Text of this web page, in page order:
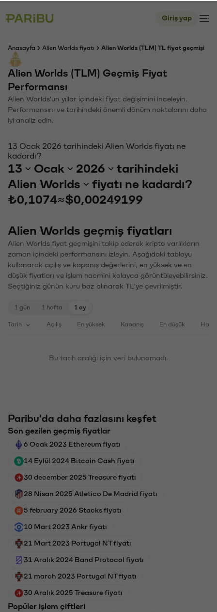
Giriş yap
Anasayfa Alien Worlds fiyatı Alien Worlds (TLM) TL fiyat geçmişi
Alien Worlds (TLM) Geçmiş Fiyat
Performansı
Alien Worlds'un yıllar içindeki fiyat değişimini inceleyin.
Performansını ve tarihindeki önemli dönüm noktalarını daha
iyi analiz edin.
13 Ocak 2026 tarihindeki Alien Worlds fiyatı ne
kadardı?
13 Ocak 2026
tarihindeki
Alien Worlds
fiyatı ne kadardı?
₺0,1074≈$0,00249199
Alien Worlds geçmiş fiyatları
Alien Worlds fiyat geçmişini takip ederek kripto varlıkların
zaman içindeki performansını izleyin. Aşağıdaki tabloyu
kullanarak açılış ve kapanış değerlerini, en yüksek ve en
düşük fiyatları ve işlem hacmini kolayca görüntüleyebilirsiniz.
Seçtiğiniz günün kuru baz alınarak TL'ye çevrilmiştir.
1 gün 1 hafta 1 ay
Tarih Açılış En yüksek Kapanış En düşük
Bu tarih aralığı için veri bulunamadı.
Paribu'da daha fazlasını keşfet
Son gezilen geçmiş fiyatlar
6 Ocak 2023 Ethereum fiyatı
14 Eylül 2024 Bitcoin Cash fiyatı
30 december 2025 Treasure fiyatı
28 Nisan 2025 Atletico De Madrid fiyatı
5 february 2026 Stacks fiyatı
10 Mart 2023 Ankr fiyatı
21 Mart 2023 Portugal NT fiyatı
31 Aralık 2024 Band Protocol fiyatı
21 march 2023 Portugal NT fiyatı
30 Aralık 2025 Treasure fiyatı
Popüler işlem çiftleri